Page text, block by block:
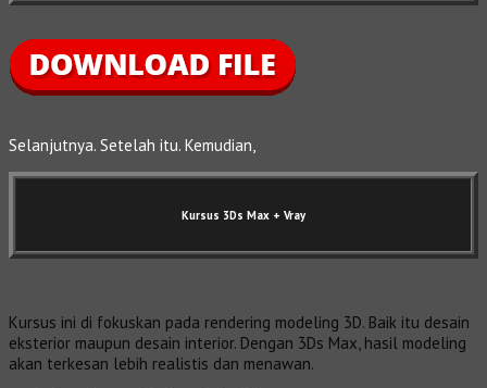
Selanjutnya. Setelah itu. Kemudian,
Kursus 3Ds Max + Vray
Kursus ini di fokuskan pada rendering modeling 3D. Baik itu desain
eksterior maupun desain interior. Dengan 3Ds Max, hasil modeling
akan terkesan lebih realistis dan menawan.